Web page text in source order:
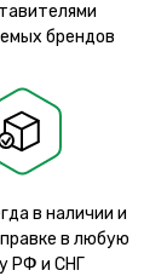
брендов
в наличии и
в любую
РФ и СНГ